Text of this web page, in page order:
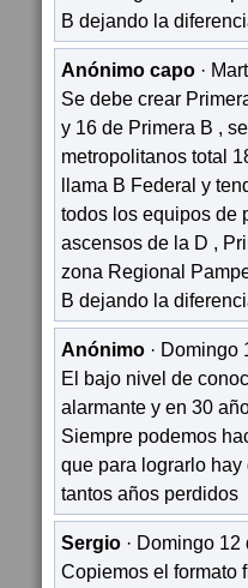
B dejando la
Anónimo capo ·
Se debe crear
y 16 de Primera B ,
metropolitanos total
llama B Federal y
todos los equipos de
ascensos de la D ,
zona Regional
B dejando la
Anónimo · Domingo
El bajo nivel de
alarmante y en 30
Siempre podemos
que para lograrlo
tantos años perdidos
Sergio · Domingo
Copiemos el formato